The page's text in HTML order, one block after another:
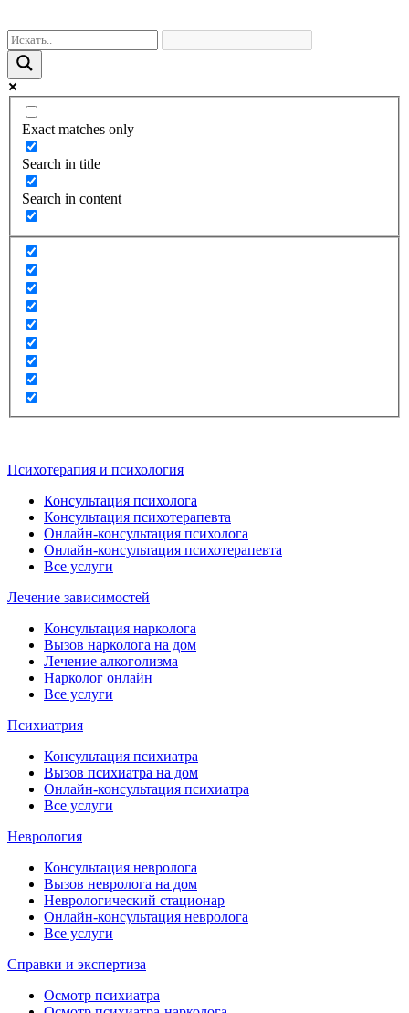
Exact matches only
Search in title
Search in content
Психотерапия и психология
Консультация психолога
Консультация психотерапевта
Онлайн-консультация психолога
Онлайн-консультация психотерапевта
Все услуги
Лечение зависимостей
Консультация нарколога
Вызов нарколога на дом
Лечение алкоголизма
Нарколог онлайн
Все услуги
Психиатрия
Консультация психиатра
Вызов психиатра на дом
Онлайн-консультация психиатра
Все услуги
Неврология
Консультация невролога
Вызов невролога на дом
Неврологический стационар
Онлайн-консультация невролога
Все услуги
Справки и экспертиза
Осмотр психиатра